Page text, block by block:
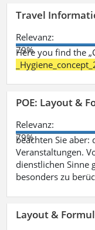
Travel
Relevanz:
79%
Here you find the
POE: Layout &
Relevanz:
79%
beachten Sie
Veranstaltungen.
dienstlichen Sinne
besonders zu
Layout &